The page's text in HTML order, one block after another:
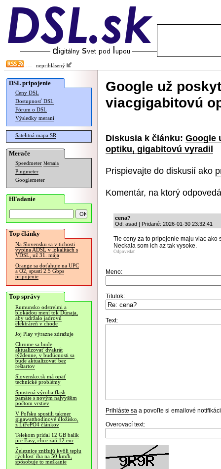
neprihlásený
DSL pripojenie
Ceny DSL
Dostupnosť DSL
Fórum o DSL
Výsledky meraní
Satelitná mapa SR
Merače
Speedmeter Merania
Pingmeter
Googlemeter
Hľadanie
Top články
Na Slovensku sa v tichosti
vypína ADSL v lokalitách s
VDSL, už 31. mája
Orange sa doťahuje na UPC
a O2, spustí 2.5 Gbps
pripojenie
Top správy
Rumunsko odstrelmi a
blokádou mení tok Dunaja,
aby udržalo jadrovú
elektráreň v chode
Joj Play výrazne zdražuje
Chrome sa bude
aktualizovať dvakrát
týždenne, v budúcnosti sa
bude aktualizovať bez
reštartov
Slovensko.sk má opäť
technické problémy
Spustená výroba flash
pamäte s novým najvyšším
počtom vrstiev
V Poľsku spustili takmer
gigawatthodinové úložisko,
z LiFePO4 článkov
Telekom pridal 12 GB balík
pre Easy, chce zaň 12 eur
Železnice znižujú kvôli teplu
rýchlosť iba na 50 km/h,
spôsobuje to meškanie
Google už
viacgigabitovú
Diskusia k článku: Google
optiku, gigabitovú vyradil
Prispievajte do diskusií ako
Komentár, na ktorý
cena?
Od: asad | Pridané: 2026-01-30 23:32:41
Tie ceny za to pripojenie maju viac ako
Neckala som ich az tak vysoke.
Odpovedať
Meno:
Titulok:
Text:
Prihláste sa a povoľte si emailové
Overovací text: